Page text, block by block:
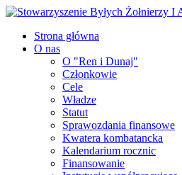
Strona główna
O nas
O "Ren i Dunaj"
Członkowie
Cele
Władze
Statut
Sprawozdania finansowe
Kwatera kombatancka
Kalendarium rocznic
Finansowanie